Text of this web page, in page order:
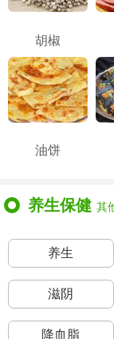
胡椒
油饼
养生保健 其
养生
滋阴
降血脂